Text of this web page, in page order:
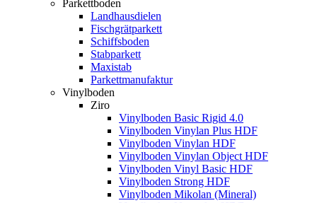
Parkettboden
Landhausdielen
Fischgrätparkett
Schiffsboden
Stabparkett
Maxistab
Parkettmanufaktur
Vinylboden
Ziro
Vinylboden Basic Rigid 4.0
Vinylboden Vinylan Plus HDF
Vinylboden Vinylan HDF
Vinylboden Vinylan Object HDF
Vinylboden Vinyl Basic HDF
Vinylboden Strong HDF
Vinylboden Mikolan (Mineral)